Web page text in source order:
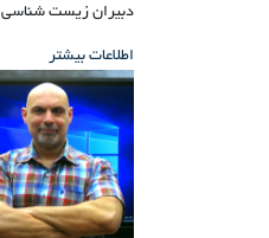
دبیران زیست شناسی
اطلاعات بیشتر